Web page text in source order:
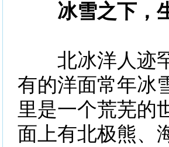
冰雪之下，
北冰洋人迹罕
有的洋面常年冰
里是一个荒芜的
面上有北极熊、